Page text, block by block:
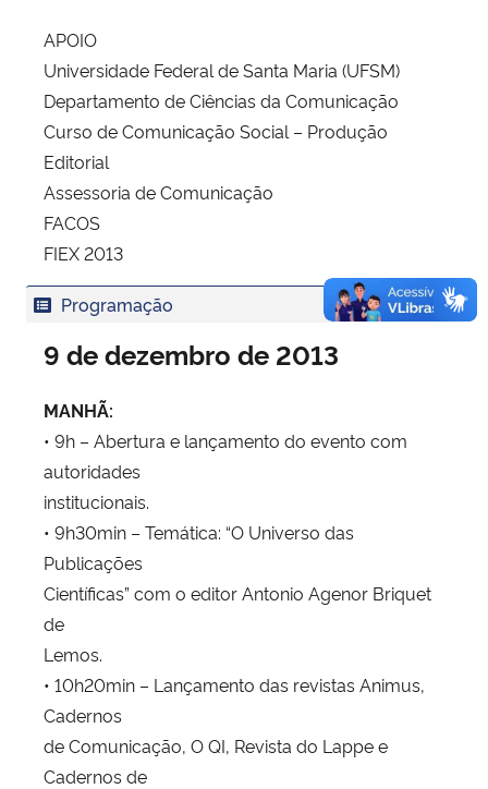
APOIO
Universidade Federal de Santa Maria (UFSM)
Departamento de Ciências da Comunicação
Curso de Comunicação Social – Produção
Editorial
Assessoria de Comunicação
FACOS
FIEX 2013
Programação
9 de dezembro de 2013
MANHÃ:
• 9h – Abertura e lançamento do evento com
autoridades
institucionais.
• 9h30min – Temática: “O Universo das
Publicações
Científicas” com o editor Antonio Agenor Briquet
de
Lemos.
• 10h20min – Lançamento das revistas Animus,
Cadernos
de Comunicação, O QI, Revista do Lappe e
Cadernos de